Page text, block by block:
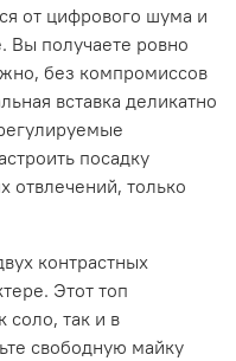
от цифрового шума и
Вы получаете ровно
без компромиссов
вставка деликатно
посадку
отвлечений, только
контрастных
Этот топ
соло, так и в
свободную майку